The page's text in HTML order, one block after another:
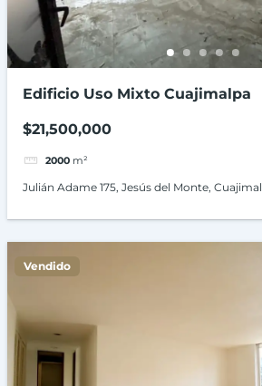
Edificio Uso Mixto Cuajimalpa
$21,500,000
2000 m²
Julián Adame 175, Jesús del Monte,
Vendido